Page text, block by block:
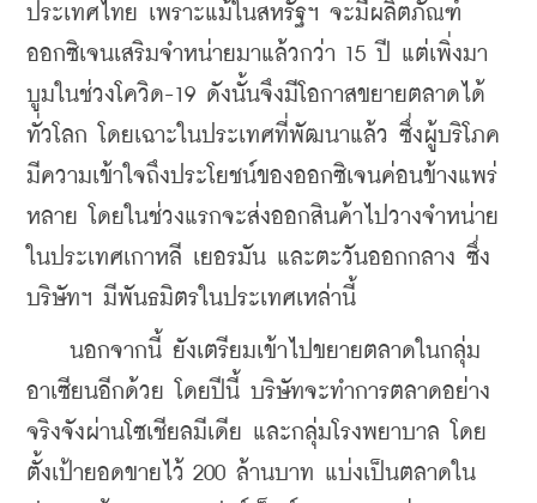
ประเทศไทย เพราะแม้ในสหรัฐฯ จะมีผลิตภัณฑ์
ออกซิเจนเสริมจำหน่ายมาแล้วกว่า 15 ปี แต่เพิ่งมา
บูมในช่วงโควิด-19 ดังนั้นจึงมีโอกาสขยายตลาดได้
ทั่วโลก โดยเฉาะในประเทศที่พัฒนาแล้ว ซึ่งผู้บริโภค
มีความเข้าใจถึงประโยชน์ของออกซิเจนค่อนข้างแพร่
หลาย โดยในช่วงแรกจะส่งออกสินค้าไปวางจำหน่าย
ในประเทศเกาหลี เยอรมัน และตะวันออกกลาง ซึ่ง
บริษัทฯ มีพันธมิตรในประเทศเหล่านี้
นอกจากนี้ ยังเตรียมเข้าไปขยายตลาดในกลุ่ม
อาเซียนอีกด้วย โดยปีนี้ บริษัทจะทำการตลาดอย่าง
จริงจังผ่านโซเชียลมีเดีย และกลุ่มโรงพยาบาล โดย
ตั้งเป้ายอดขายไว้ 200 ล้านบาท แบ่งเป็นตลาดใน